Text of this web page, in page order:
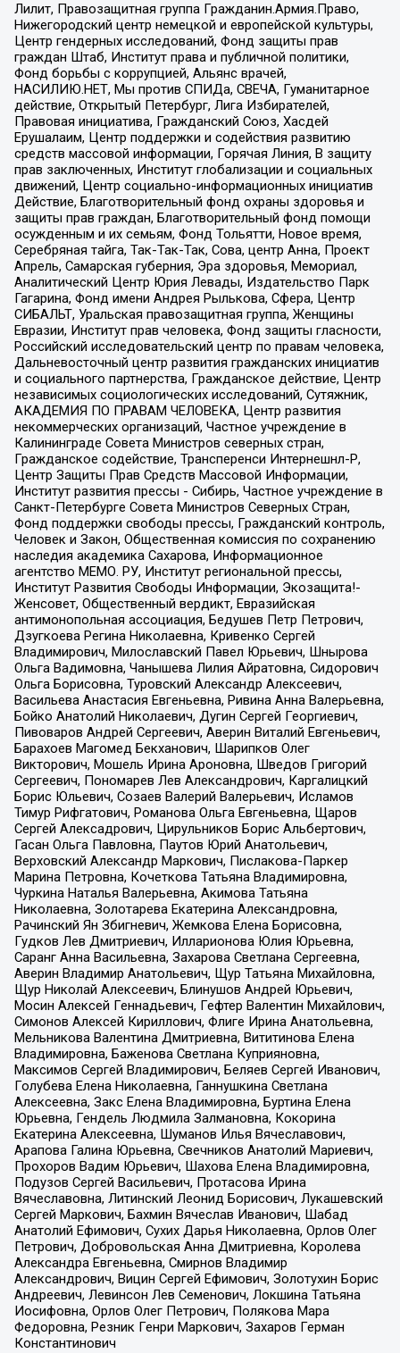
Лилит, Правозащитная группа Гражданин.Армия.Право,
Нижегородский центр немецкой и европейской культуры,
Центр гендерных исследований, Фонд защиты прав
граждан Штаб, Институт права и публичной политики,
Фонд борьбы с коррупцией, Альянс врачей,
НАСИЛИЮ.НЕТ, Мы против СПИДа, СВЕЧА, Гуманитарное
действие, Открытый Петербург, Лига Избирателей,
Правовая инициатива, Гражданский Союз, Хасдей
Ерушалаим, Центр поддержки и содействия развитию
средств массовой информации, Горячая Линия, В защиту
прав заключенных, Институт глобализации и социальных
движений, Центр социально-информационных инициатив
Действие, Благотворительный фонд охраны здоровья и
защиты прав граждан, Благотворительный фонд помощи
осужденным и их семьям, Фонд Тольятти, Новое время,
Серебряная тайга, Так-Так-Так, Сова, центр Анна, Проект
Апрель, Самарская губерния, Эра здоровья, Мемориал,
Аналитический Центр Юрия Левады, Издательство Парк
Гагарина, Фонд имени Андрея Рылькова, Сфера, Центр
СИБАЛЬТ, Уральская правозащитная группа, Женщины
Евразии, Институт прав человека, Фонд защиты гласности,
Российский исследовательский центр по правам человека,
Дальневосточный центр развития гражданских инициатив
и социального партнерства, Гражданское действие, Центр
независимых социологических исследований, Сутяжник,
АКАДЕМИЯ ПО ПРАВАМ ЧЕЛОВЕКА, Центр развития
некоммерческих организаций, Частное учреждение в
Калининграде Совета Министров северных стран,
Гражданское содействие, Трансперенси Интернешнл-Р,
Центр Защиты Прав Средств Массовой Информации,
Институт развития прессы - Сибирь, Частное учреждение в
Санкт-Петербурге Совета Министров Северных Стран,
Фонд поддержки свободы прессы, Гражданский контроль,
Человек и Закон, Общественная комиссия по сохранению
наследия академика Сахарова, Информационное
агентство МЕМО. РУ, Институт региональной прессы,
Институт Развития Свободы Информации, Экозащита!-
Женсовет, Общественный вердикт, Евразийская
антимонопольная ассоциация, Бедушев Петр Петрович,
Дзугкоева Регина Николаевна, Кривенко Сергей
Владимирович, Милославский Павел Юрьевич, Шнырова
Ольга Вадимовна, Чанышева Лилия Айратовна, Сидорович
Ольга Борисовна, Туровский Александр Алексеевич,
Васильева Анастасия Евгеньевна, Ривина Анна Валерьевна,
Бойко Анатолий Николаевич, Дугин Сергей Георгиевич,
Пивоваров Андрей Сергеевич, Аверин Виталий Евгеньевич,
Барахоев Магомед Бекханович, Шарипков Олег
Викторович, Мошель Ирина Ароновна, Шведов Григорий
Сергеевич, Пономарев Лев Александрович, Каргалицкий
Борис Юльевич, Созаев Валерий Валерьевич, Исламов
Тимур Рифгатович, Романова Ольга Евгеньевна, Щаров
Сергей Алексадрович, Цирульников Борис Альбертович,
Гасан Ольга Павловна, Паутов Юрий Анатольевич,
Верховский Александр Маркович, Пислакова-Паркер
Марина Петровна, Кочеткова Татьяна Владимировна,
Чуркина Наталья Валерьевна, Акимова Татьяна
Николаевна, Золотарева Екатерина Александровна,
Рачинский Ян Збигневич, Жемкова Елена Борисовна,
Гудков Лев Дмитриевич, Илларионова Юлия Юрьевна,
Саранг Анна Васильевна, Захарова Светлана Сергеевна,
Аверин Владимир Анатольевич, Щур Татьяна Михайловна,
Щур Николай Алексеевич, Блинушов Андрей Юрьевич,
Мосин Алексей Геннадьевич, Гефтер Валентин Михайлович,
Симонов Алексей Кириллович, Флиге Ирина Анатольевна,
Мельникова Валентина Дмитриевна, Вититинова Елена
Владимировна, Баженова Светлана Куприяновна,
Максимов Сергей Владимирович, Беляев Сергей Иванович,
Голубева Елена Николаевна, Ганнушкина Светлана
Алексеевна, Закс Елена Владимировна, Буртина Елена
Юрьевна, Гендель Людмила Залмановна, Кокорина
Екатерина Алексеевна, Шуманов Илья Вячеславович,
Арапова Галина Юрьевна, Свечников Анатолий Мариевич,
Прохоров Вадим Юрьевич, Шахова Елена Владимировна,
Подузов Сергей Васильевич, Протасова Ирина
Вячеславовна, Литинский Леонид Борисович, Лукашевский
Сергей Маркович, Бахмин Вячеслав Иванович, Шабад
Анатолий Ефимович, Сухих Дарья Николаевна, Орлов Олег
Петрович, Добровольская Анна Дмитриевна, Королева
Александра Евгеньевна, Смирнов Владимир
Александрович, Вицин Сергей Ефимович, Золотухин Борис
Андреевич, Левинсон Лев Семенович, Локшина Татьяна
Иосифовна, Орлов Олег Петрович, Полякова Мара
Федоровна, Резник Генри Маркович, Захаров Герман
Константинович